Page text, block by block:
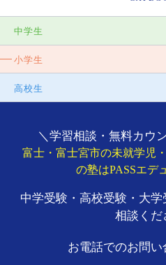
中学生
小学生
高校生
＼学習相談・無料カウ
富士・富士宮市の未就学児
の塾はPASSエデ
中学受験・高校受験・大
相談くだ
お電話でのお問